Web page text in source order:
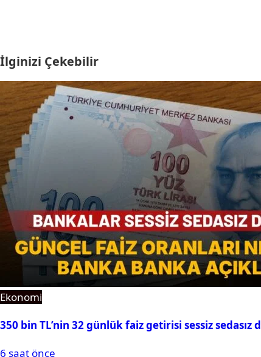
İlginizi Çekebilir
Ekonomi
350 bin TL’nin 32 günlük faiz getirisi sessiz
6 saat önce